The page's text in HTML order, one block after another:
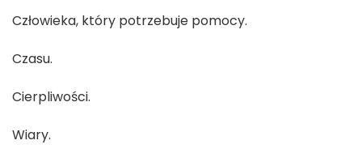
Człowieka, który potrzebuje pomocy.
Czasu.
Cierpliwości.
Wiary.